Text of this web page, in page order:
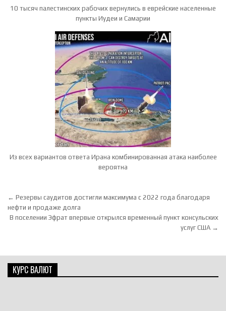
10 тысяч палестинских рабочих вернулись в еврейские населенные
пункты Иудеи и Самарии
Из всех вариантов ответа Ирана комбинированная атака наиболее
вероятна
Навигация по записям
← Резервы саудитов достигли максимума с 2022 года благодаря
нефти и продаже долга
В поселении Эфрат впервые открылся временный пункт консульских
услуг США →
КУРС ВАЛЮТ